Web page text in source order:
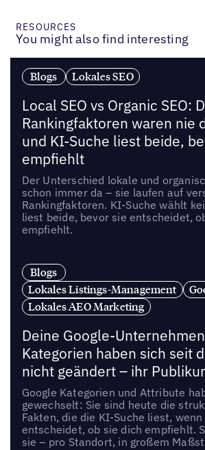
RESOURCES
You might also find interesting
Blogs Lokales SEO
Local SEO vs Organic SEO:
Rankingfaktoren waren nie
und KI-Suche liest beide,
empfiehlt
Der Unterschied lokale und
schon immer da – sie laufen auf
Rankingfaktoren. KI-Suche wählt
liest beide, bevor sie entscheidet,
empfiehlt.
Blogs
Lokales Listings-Management
Lokales AEO Marketing
Deine Google-
Kategorien haben sich seit
nicht geändert – ihr
Google Kategorien und Attribute
gewechselt: Sie sind heute die
Fakten, die die KI-Suche liest, wenn
entscheidet, ob sie dich empfiehlt.
sie – pro Standort, in großem